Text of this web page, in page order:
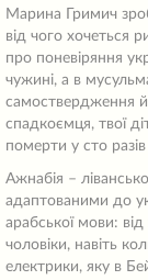
Марина Гримич
від чого хочеться
про поневіряння
чужині, а в
самоствердження
спадкоємця, твої
померти у сто
Ажнабія –
адаптованими до
арабської мови:
чоловіки, навіть
електрики, яку в